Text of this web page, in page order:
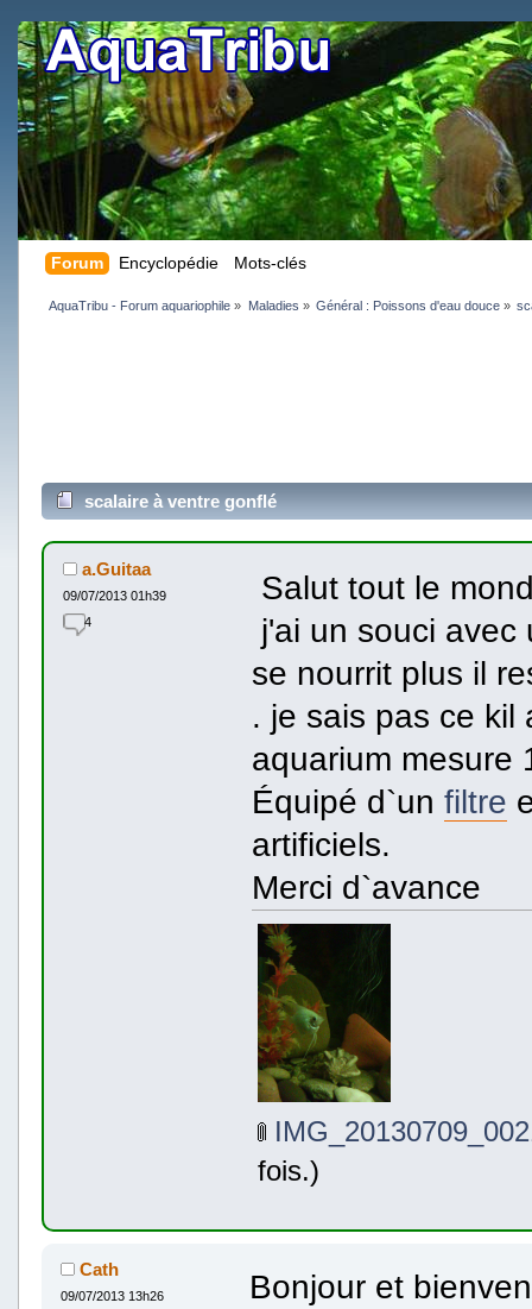
Forum Encyclopédie Mots-clés
AquaTribu - Forum aquariophile » Maladies » Général : Poissons d'eau douce»
scalaire à ventre gonflé
a.Guitaa
09/07/2013 01h39
4
Salut tout le
j'ai un souci
se nourrit plus il
. je sais pas ce kil
aquarium mesure
Équipé d`un filtre
artificiels.
Merci d`avance
fois.)
Cath
09/07/2013 13h26 Bonjour et